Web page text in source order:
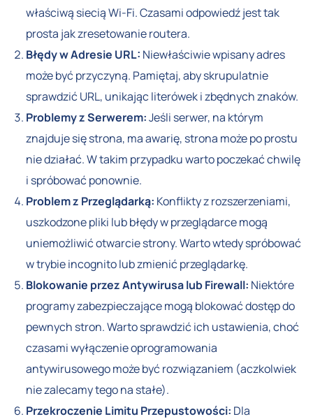
właściwą siecią Wi-Fi. Czasami odpowiedź jest tak
prosta jak zresetowanie routera.
Błędy w Adresie URL: Niewłaściwie wpisany adres
może być przyczyną. Pamiętaj, aby skrupulatnie
sprawdzić URL, unikając literówek i zbędnych znaków.
Problemy z Serwerem:Jeśli serwer, na którym
znajduje się strona, ma awarię, strona może po prostu
nie działać. W takim przypadku warto poczekać chwilę
i spróbować ponownie.
Problem z Przeglądarką: Konflikty z rozszerzeniami,
uszkodzone pliki lub błędy w przeglądarce mogą
uniemożliwić otwarcie strony. Warto wtedy spróbować
w trybie incognito lub zmienić przeglądarkę.
Blokowanie przez Antywirusa lub Firewall: Niektóre
programy zabezpieczające mogą blokować dostęp do
pewnych stron. Warto sprawdzić ich ustawienia, choć
czasami wyłączenie oprogramowania
antywirusowego może być rozwiązaniem (aczkolwiek
nie zalecamy tego na stałe).
Przekroczenie Limitu Przepustowości: Dla